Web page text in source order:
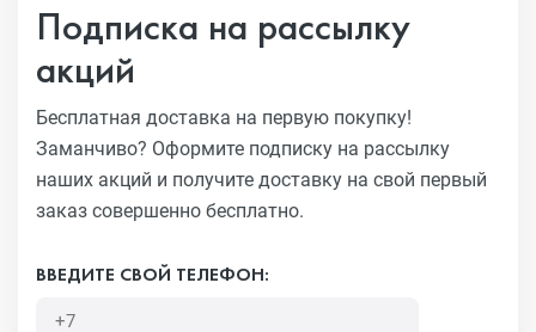
Подписка на рассылку
акций
Бесплатная доставка на первую покупку!
Заманчиво? Оформите подписку на рассылку
наших акций и получите доставку на свой первый
заказ совершенно бесплатно.
ВВЕДИТЕ СВОЙ ТЕЛЕФОН: